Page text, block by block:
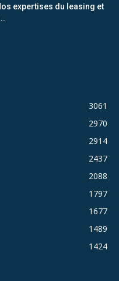
expertises du leasing et
3061
2970
2914
2437
2088
1797
1677
1489
1424